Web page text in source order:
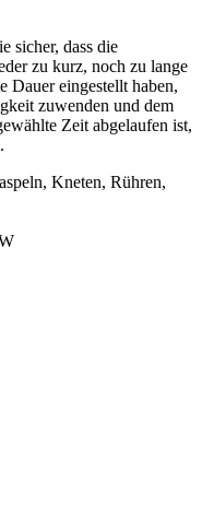
sicher, dass die
zu kurz, noch zu lange
Dauer eingestellt haben,
zuwenden und dem
Zeit abgelaufen ist,
Kneten, Rühren,